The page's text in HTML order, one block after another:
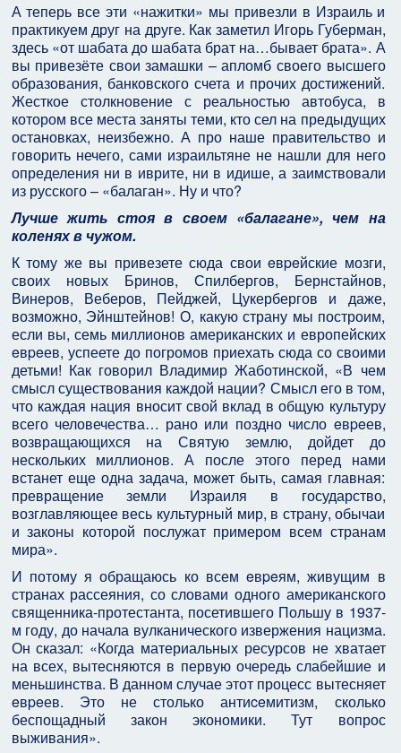
А теперь все эти «нажитки» мы привезли в Израиль и
практикуем друг на друге. Как заметил Игорь Губерман,
здесь «от шабата до шабата брат на…бывает брата». А
вы привезёте свои замашки – апломб своего высшего
образования, банковского счета и прочих достижений.
Жесткое столкновение с реальностью автобуса, в
котором все места заняты теми, кто сел на предыдущих
остановках, неизбежно. А про наше правительство и
говорить нечего, сами израильтяне не нашли для него
определения ни в иврите, ни в идише, а заимствовали
из русского – «балаган». Ну и что?
Лучше жить стоя в своем «балагане», чем на
коленях в чужом.
К тому же вы привезете сюда свои eвpeйские мозги,
своих новых Бринов, Спилбергов, Бернстайнов,
Винеров, Веберов, Пейджей, Цукербергов и даже,
возможно, Эйнштейнов! О, какую страну мы построим,
если вы, семь миллионов американских и европейских
eвpeев, успеете до погромов приехать сюда со своими
детьми! Как говорил Владимир Жаботинской, «В чем
смысл существования каждой нации? Смысл его в том,
что каждая нация вносит свой вклад в общую культуру
всего человечества… рано или поздно число eвpeев,
возвращающихся на Святую землю, дойдет до
нескольких миллионов. А после этого перед нами
встанет еще одна задача, может быть, самая главная:
превращение земли Израиля в государство,
возглавляющее весь культурный мир, в страну, обычаи
и законы которой послужат примером всем странам
мира».
И потому я обращаюсь ко всем eвpeям, живущим в
странах рассеяния, со словами одного американского
священника-протестанта, посетившего Польшу в 1937-
м году, до начала вулканического извержения нацизма.
Он сказал: «Когда материальных ресурсов не хватает
на всех, вытесняются в первую очередь слабейшие и
меньшинства. В данном случае этот процесс вытесняет
eвpeев. Это не столько антиceмитизм, сколько
беспощадный закон экономики. Тут вопрос
выживания».